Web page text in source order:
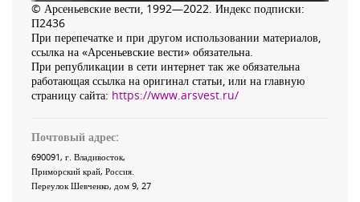
© Арсеньевские вести, 1992—2022. Индекс подписки:
П2436
При перепечатке и при другом использовании материалов,
ссылка на «Арсеньевские вести» обязательна.
При републикации в сети интернет так же обязательна
работающая ссылка на оригинал статьи, или на главную
страницу сайта: https://www.arsvest.ru/
Почтовый адрес:
690091, г. Владивосток,
Приморский край, Россия.
Переулок Шевченко, дом 9, 27